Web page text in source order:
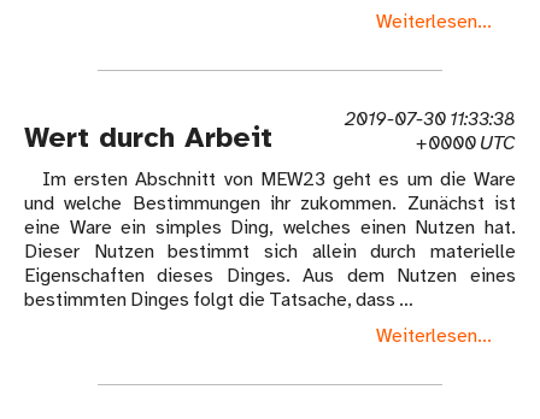
Weiterlesen...
Wert durch Arbeit
2019-07-30 11:33:38
+0000 UTC
Im ersten Abschnitt von MEW23 geht es um die Ware
und welche Bestimmungen ihr zukommen. Zunächst ist
eine Ware ein simples Ding, welches einen Nutzen hat.
Dieser Nutzen bestimmt sich allein durch materielle
Eigenschaften dieses Dinges. Aus dem Nutzen eines
bestimmten Dinges folgt die Tatsache, dass …
Weiterlesen...